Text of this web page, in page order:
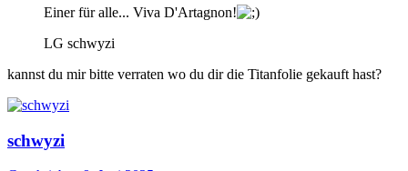
Einer für alle... Viva D'Artagnon!
LG schwyzi
kannst du mir bitte verraten wo du dir die Titanfolie gekauft hast?
schwyzi